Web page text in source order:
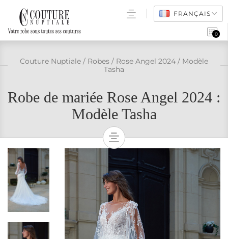
FRANÇAIS
0
POINTS DE VENTE
FAQ
ACCÈS PRO
Couture Nuptiale / Robes / Rose Angel 2024 / Modèle
Tasha
Robe de mariée Rose Angel 2024 :
Modèle Tasha
ROBES DE MARIÉES
TOUS LES MODÈLES
ROBES JUSQU’À -70%